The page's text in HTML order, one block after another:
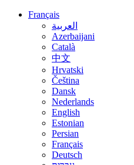
Français
العربية
Azerbaijani
Català
中文
Hrvatski
Čeština
Dansk
Nederlands
English
Estonian
Persian
Français
Deutsch